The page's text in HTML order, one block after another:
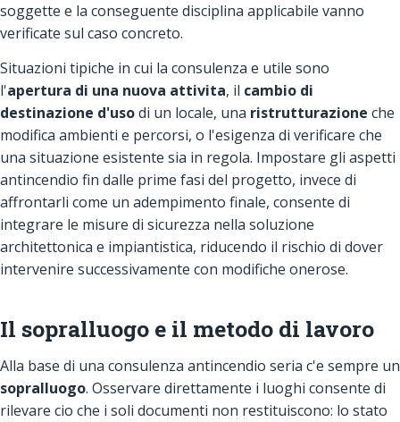
soggette e la conseguente disciplina applicabile vanno
verificate sul caso concreto.
Situazioni tipiche in cui la consulenza e utile sono
l'apertura di una nuova attivita, il cambio di
destinazione d'usodi un locale, una ristrutturazione che
modifica ambienti e percorsi, o l'esigenza di verificare che
una situazione esistente sia in regola. Impostare gli aspetti
antincendio fin dalle prime fasi del progetto, invece di
affrontarli come un adempimento finale, consente di
integrare le misure di sicurezza nella soluzione
architettonica e impiantistica, riducendo il rischio di dover
intervenire successivamente con modifiche onerose.
Il sopralluogo e il metodo di lavoro
Alla base di una consulenza antincendio seria c'e sempre un
sopralluogo. Osservare direttamente i luoghi consente di
rilevare cio che i soli documenti non restituiscono: lo stato